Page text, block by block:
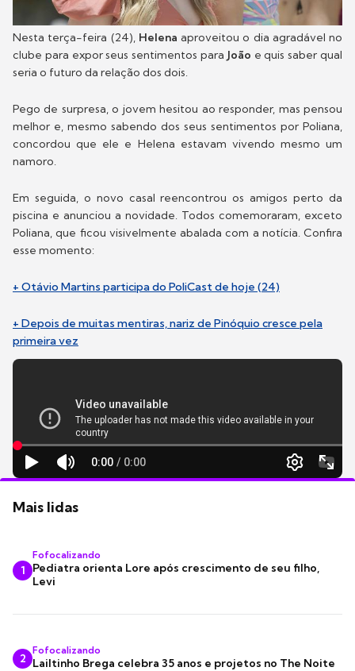
Nesta terça-feira (24), Helena aproveitou o dia agradável no
clube para expor seus sentimentos para João e quis saber qual
seria o futuro da relação dos dois.
Pego de surpresa, o jovem hesitou ao responder, mas pensou
melhor e, mesmo sabendo dos seus sentimentos por Poliana,
concordou que ele e Helena estavam vivendo mesmo um
namoro.
Em seguida, o novo casal reencontrou os amigos perto da
piscina e anunciou a novidade. Todos comemoraram, exceto
Poliana, que ficou visivelmente abalada com a notícia. Confira
esse momento:
+ Otávio Martins participa do PoliCast de hoje (24)
+ Depois de muitas mentiras, nariz de Pinóquio cresce pela
primeira vez
Mais lidas
1
Fofocalizando
Pediatra orienta Lore após crescimento de seu filho,
Levi
2
Fofocalizando
Lailtinho Brega celebra 35 anos e projetos no The Noite